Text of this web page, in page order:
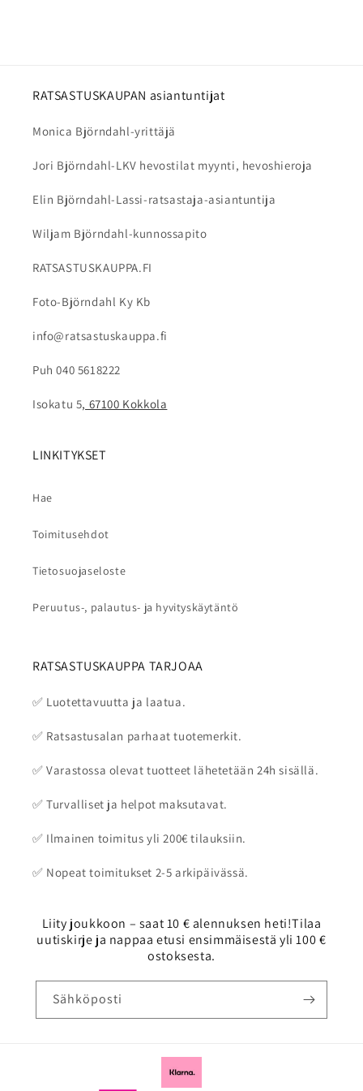
liinalla. Irrotettavat sisäpehmusteet voidaan
voimakkaita pesuaineita tai liuottimia, sillä ne
voivat vahingoittaa kypärän materiaaleja.
RATSASTUSKAUPAN asiantuntijat
Monica Björndahl-yrittäjä
Jori Björndahl-LKV hevostilat myynti, hevoshieroja
Elin Björndahl-Lassi-ratsastaja-asiantuntija
Wiljam Björndahl-kunnossapito
RATSASTUSKAUPPA.FI
Foto-Björndahl Ky Kb
info@ratsastuskauppa.fi
Puh 040 5618222
Isokatu 5, 67100 Kokkola
LINKITYKSET
Hae
Toimitusehdot
Tietosuojaseloste
Peruutus-, palautus- ja hyvityskäytäntö
RATSASTUSKAUPPA TARJOAA
✅ Luotettavuutta ja laatua.
✅ Ratsastusalan parhaat tuotemerkit.
✅ Varastossa olevat tuotteet lähetetään 24h sisällä.
✅ Turvalliset ja helpot maksutavat.
✅ Ilmainen toimitus yli 200€ tilauksiin.
✅ Nopeat toimitukset 2-5 arkipäivässä.
Liity joukkoon – saat 10 € alennuksen heti!Tilaa
uutiskirje ja nappaa etusi ensimmäisestä yli 100 €
ostoksesta.
Sähköposti